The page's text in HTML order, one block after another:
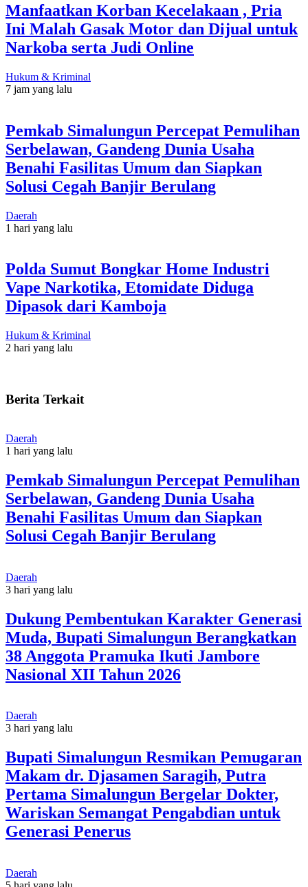
Manfaatkan Korban Kecelakaan , Pria
Ini Malah Gasak Motor dan Dijual untuk
Narkoba serta Judi Online
Hukum & Kriminal
7 jam yang lalu
Pemkab Simalungun Percepat Pemulihan
Serbelawan, Gandeng Dunia Usaha
Benahi Fasilitas Umum dan Siapkan
Solusi Cegah Banjir Berulang
Daerah
1 hari yang lalu
Polda Sumut Bongkar Home Industri
Vape Narkotika, Etomidate Diduga
Dipasok dari Kamboja
Hukum & Kriminal
2 hari yang lalu
Berita Terkait
Daerah
1 hari yang lalu
Pemkab Simalungun Percepat Pemulihan
Serbelawan, Gandeng Dunia Usaha
Benahi Fasilitas Umum dan Siapkan
Solusi Cegah Banjir Berulang
Daerah
3 hari yang lalu
Dukung Pembentukan Karakter Generasi
Muda, Bupati Simalungun Berangkatkan
38 Anggota Pramuka Ikuti Jambore
Nasional XII Tahun 2026
Daerah
3 hari yang lalu
Bupati Simalungun Resmikan Pemugaran
Makam dr. Djasamen Saragih, Putra
Pertama Simalungun Bergelar Dokter,
Wariskan Semangat Pengabdian untuk
Generasi Penerus
Daerah